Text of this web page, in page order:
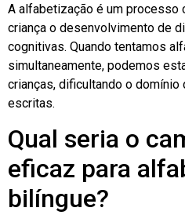
A alfabetização é um processo
criança o desenvolvimento de
cognitivas. Quando tentamos
simultaneamente, podemos
crianças, dificultando o domínio
escritas.
Qual seria o
eficaz para
bilíngue?